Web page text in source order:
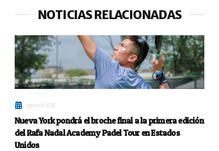
NOTICIAS RELACIONADAS
agosto 8, 2026
Nueva York pondrá el broche final a la primera edición
del Rafa Nadal Academy Padel Tour en Estados
Unidos